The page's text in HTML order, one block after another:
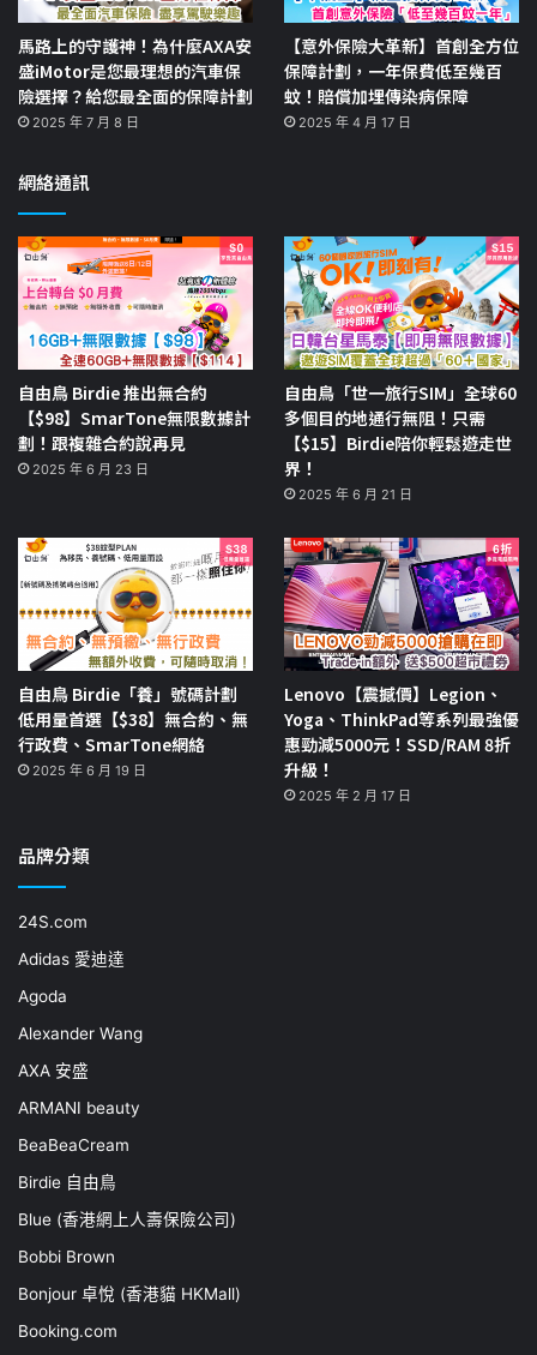
馬路上的守護神！為什麼AXA安
盛iMotor是您最理想的汽車保
險選擇？給您最全面的保障計劃
2025 年 7 月 8 日
【意外保險大革新】首創全方位
保障計劃，一年保費低至幾百
蚊！賠償加埋傳染病保障
2025 年 4 月 17 日
網絡通訊
自由鳥 Birdie 推出無合約
【$98】SmarTone無限數據計
劃！跟複雜合約說再見
2025 年 6 月 23 日
自由鳥「世一旅行SIM」全球60
多個目的地通行無阻！只需
【$15】Birdie陪你輕鬆遊走世
界！
2025 年 6 月 21 日
自由鳥 Birdie「養」號碼計劃
低用量首選【$38】無合約、無
行政費、SmarTone網絡
2025 年 6 月 19 日
Lenovo【震撼價】Legion、
Yoga、ThinkPad等系列最強優
惠勁減5000元！SSD/RAM 8折
升級！
2025 年 2 月 17 日
品牌分類
24S.com
Adidas 愛迪達
Agoda
Alexander Wang
AXA 安盛
ARMANI beauty
BeaBeaCream
Birdie 自由鳥
Blue (香港網上人壽保險公司)
Bobbi Brown
Bonjour 卓悅 (香港貓 HKMall)
Booking.com